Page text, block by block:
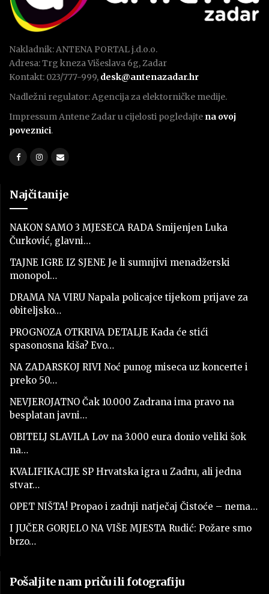
Nakladnik: ANTENA PORTAL j.d.o.o.
Adresa: Trg kneza Višeslava 6g, Zadar
Kontakt: 023/777-999, desk@antenazadar.hr
Nadležni regulator: Agencija za elektorničke medije.
Impressum Antene Zadar u cijelosti pogledajte na ovoj
poveznici.
Najčitanije
NAKON SAMO 3 MJESECA RADA Smijenjen Luka
Čurković, glavni…
TAJNE IGRE IZ SJENE Je li sumnjivi menadžerski
monopol…
DRAMA NA VIRU Napala policajce tijekom prijave za
obiteljsko…
PROGNOZA OTKRIVA DETALJE Kada će stići
spasonosna kiša? Evo…
NA ZADARSKOJ RIVI Noć punog miseca uz koncerte i
preko 50…
NEVJEROJATNO Čak 10.000 Zadrana ima pravo na
besplatan javni…
OBITELJ SLAVILA Lov na 3.000 eura donio veliki šok
na…
KVALIFIKACIJE SP Hrvatska igra u Zadru, ali jedna
stvar…
OPET NIŠTA! Propao i zadnji natječaj Čistoće – nema…
I JUČER GORJELO NA VIŠE MJESTA Rudić: Požare smo
brzo…
Pošaljite nam priču ili fotografiju